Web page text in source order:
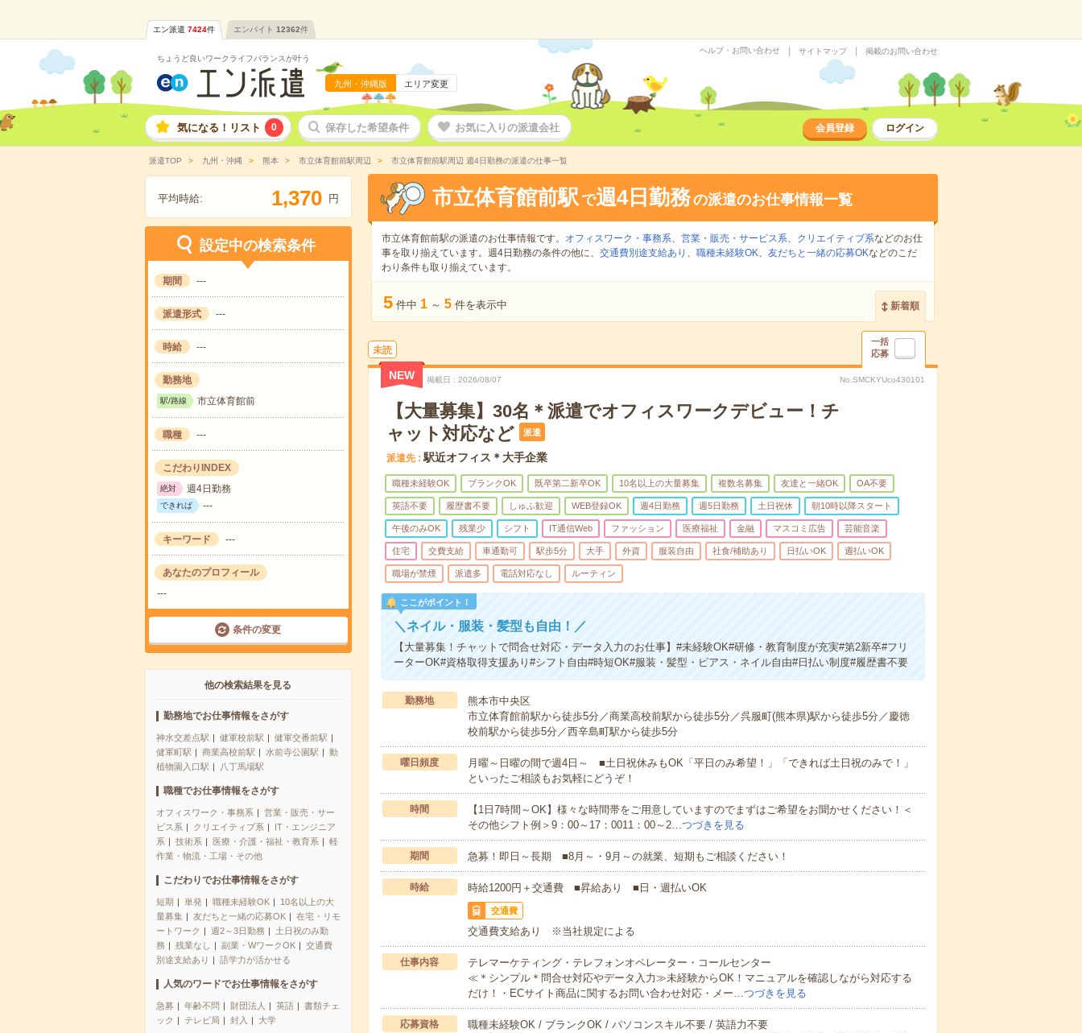
エン派遣 7424件 エンバイト 12362件
ちょうど良いワークライフバランスが叶う
九州・沖縄版 エリア変更
ヘルプ・お問い合わせ サイトマップ 掲載のお問い合わせ
気になる！リスト 0 保存した希望条件 お気に入りの派遣会社 会員登録 ログイン
派遣TOP 九州・沖縄 熊本 市立体育館前駅周辺 市立体育館前駅周辺 週4日勤務の派遣の仕事一覧
平均時給: 1,370 円
設定中の検索条件
期間 ---
派遣形式 ---
時給 ---
勤務地
駅/路線 市立体育館前
職種 ---
こだわりINDEX
絶対 週4日勤務
できれば ---
キーワード ---
あなたのプロフィール
---
条件の変更
他の検索結果を見る
勤務地でお仕事情報をさがす
神水交差点駅 健軍校前駅
健軍交番前駅
健軍町駅
商業高校前駅 水前寺公園駅
動
植物園入口駅
八丁馬場駅
職種でお仕事情報をさがす
オフィスワーク・事務系
営業・販売・サー
ビス系
クリエイティブ系
IT・エンジニア
系
技術系 医療・介護・福祉・教育系
軽
作業・物流・工場・その他
こだわりでお仕事情報をさがす
短期 単発 職種未経験OK
10名以上の大
量募集
友だちと一緒の応募OK
在宅・リモ
ートワーク
週2～3日勤務
土日祝のみ勤
務
残業なし 副業・WワークOK
交通費
別途支給あり
語学力が活かせる
人気のワードでお仕事情報をさがす
急募 年齢不問 財団法人 英語
書類チェ
ック
テレビ局 封入 大学
市立体育館前駅 で週4日勤務の派遣のお仕事情報一覧
市立体育館前駅の派遣のお仕事情報です。 オフィスワーク・事務系、 営業・販売・サービス系、 クリエイティブ系などのお仕
事を取り揃えています。週4日勤務の条件の他に、 交通費別途支給あり 、 職種未経験OK、 友だちと一緒の応募OKなどのこだ
わり条件も取り揃えています。
5 件中 1 ～ 5 件を表示中 新着順
未読
一括
応募
NEW 掲載日 2026/08/07 No.SMCKYUco430101
【大量募集】30名＊派遣でオフィスワークデビュー！チ
ャット対応など
派遣
派遣先 駅近オフィス＊大手企業
職種未経験OK ブランクOK 既卒第二新卒OK 10名以上の大量募集 複数名募集 友達と一緒OK OA不要
英語不要 履歴書不要 しゅふ歓迎 WEB登録OK 週4日勤務 週5日勤務 土日祝休 朝10時以降スタート
午後のみOK 残業少 シフト IT通信Web ファッション 医療福祉 金融 マスコミ広告 芸能音楽
住宅 交費支給 車通勤可 駅歩5分 大手 外資 服装自由 社食/補助あり 日払いOK 週払いOK
職場が禁煙 派遣多 電話対応なし ルーティン
ここがポイント！
＼ネイル・服装・髪型も自由！／
【大量募集！チャットで問合せ対応・データ入力のお仕事】#未経験OK#研修・教育制度が充実#第2新卒#フリ
ーターOK#資格取得支援あり#シフト自由#時短OK#服装・髪型・ピアス・ネイル自由#日払い制度#履歴書不要
勤務地
熊本市中央区
市立体育館前駅から徒歩5分／商業高校前駅から徒歩5分／呉服町(熊本県)駅から徒歩5分／慶徳
校前駅から徒歩5分／西辛島町駅から徒歩5分
曜日頻度
月曜～日曜の間で週4日～ ■土日祝休みもOK「平日のみ希望！」「できれば土日祝のみで！」
といったご相談もお気軽にどうぞ！
時間
【1日7時間～OK】様々な時間帯をご用意していますのでまずはご希望をお聞かせください！＜
その他シフト例＞9：00～17：0011：00～2…つづきを見る
期間 急募！即日～長期 ■8月～・9月～の就業、短期もご相談ください！
時給 時給1200円＋交通費 ■昇給あり ■日・週払いOK
交通費
交通費支給あり ※当社規定による
仕事内容
テレマーケティング・テレフォンオペレーター・コールセンター
≪＊シンプル＊問合せ対応やデータ入力≫未経験からOK！マニュアルを確認しながら対応する
だけ！・ECサイト商品に関するお問い合わせ対応・メー…つづきを見る
応募資格
職種未経験OK / ブランクOK / パソコンスキル不要 / 英語力不要